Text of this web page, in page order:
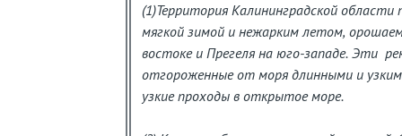
(1)Территория Калининградской
мягкой зимой и нежарким летом,
востоке и Прегеля на юго-западе. Эти
отгороженные от моря длинными и
узкие проходы в открытое море.